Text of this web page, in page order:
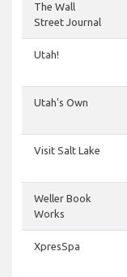
The Wall
Street Journal
Utah!
Utah's Own
Visit Salt Lake
Weller Book
Works
XpresSpa